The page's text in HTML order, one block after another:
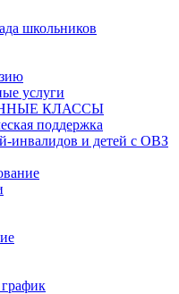
школьников
услуги
КЛАССЫ
поддержка
инвалидов и детей с ОВЗ